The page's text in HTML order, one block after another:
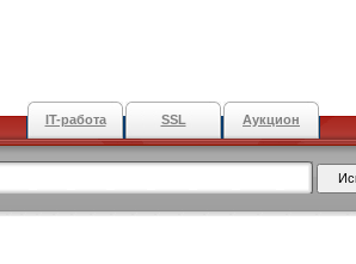
IT-работа SSL Аукцион